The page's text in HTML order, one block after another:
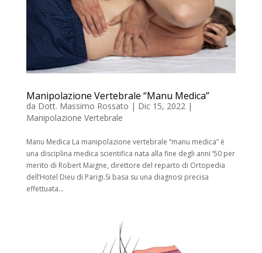
Manipolazione Vertebrale “Manu Medica”
da Dott. Massimo Rossato | Dic 15, 2022|
Manipolazione Vertebrale
Manu Medica La manipolazione vertebrale “manu medica” è
una disciplina medica scientifica nata alla fine degli anni ’50 per
merito di Robert Maigne, direttore del reparto di Ortopedia
dell’Hotel Dieu di Parigi.Si basa su una diagnosi precisa
effettuata...